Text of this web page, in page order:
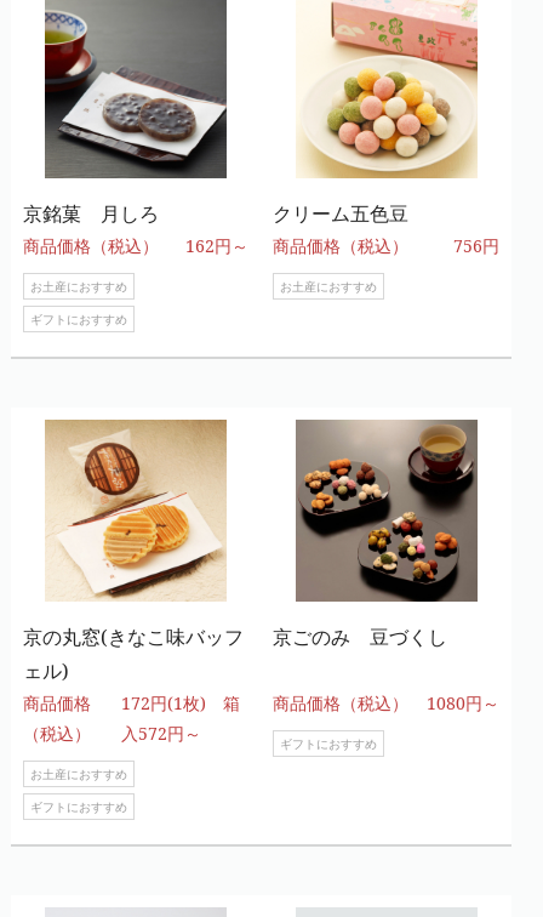
京銘菓 月しろ
商品価格（税込） 162円～
お土産におすすめ
ギフトにおすすめ
クリーム五色豆
商品価格（税込） 756円
お土産におすすめ
京の丸窓(きなこ味バッフ
ェル)
商品価格
（税込）
172円(1枚) 箱
入572円～
お土産におすすめ
ギフトにおすすめ
京ごのみ 豆づくし
商品価格（税込） 1080円～
ギフトにおすすめ